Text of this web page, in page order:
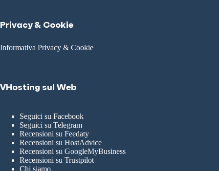
Privacy & Cookie
Informativa Privacy & Cookie
VHosting sul Web
Seguici su Facebook
Seguici su Telegram
Recensioni su Feedaty
Recensioni su HostAdvice
Recensioni su GoogleMyBusiness
Recensioni su Trustpilot
Chi siamo